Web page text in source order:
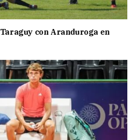
con Aranduroga en